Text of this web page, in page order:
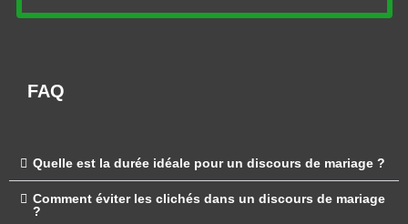
FAQ
Quelle est la durée idéale pour un discours de mariage ?
Comment éviter les clichés dans un discours de mariage
?